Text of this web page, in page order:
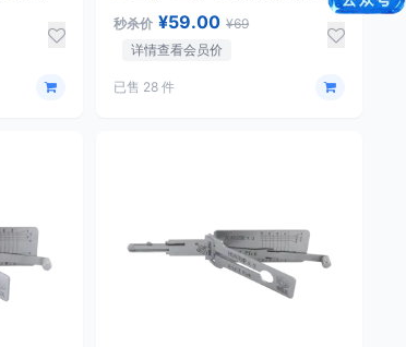
自达2/3/5/6/8/昂克赛拉/睿翼/海
马323/海福星/欢动等 「双切口」
秒杀价 ¥59.00 ¥69
详情查看会员价
已售 28 件